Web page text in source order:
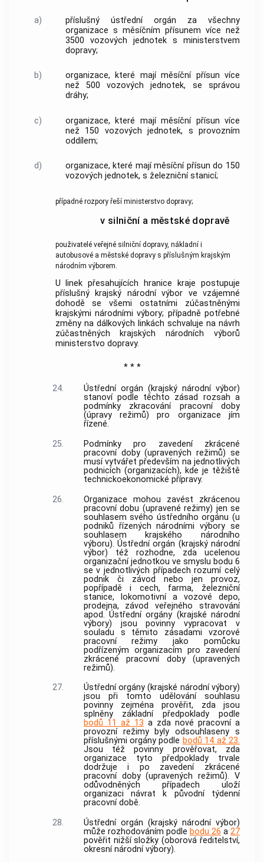
a)
příslušný ústřední orgán za všechny
organizace s měsíčním přísunem více než
3500 vozových jednotek s ministerstvem
dopravy;
b)
organizace, které mají měsíční přísun více
než 500 vozových jednotek, se správou
dráhy;
c)
organizace, které mají měsíční přísun více
než 150 vozových jednotek, s provozním
oddílem;
d)
organizace, které mají měsíční přísun do 150
vozových jednotek, s železniční stanicí;
případné rozpory řeší ministerstvo dopravy;
v silniční a městské dopravě
použivatelé veřejné silniční dopravy, nákladní i
autobusové a městské dopravy s příslušným krajským
národním výborem.
U linek přesahujících hranice kraje postupuje
příslušný krajský národní výbor ve vzájemné
dohodě se všemi ostatními zúčastněnými
krajskými národními výbory; případně potřebné
změny na dálkových linkách schvaluje na návrh
zúčastněných krajských národních výborů
ministerstvo dopravy.
* * *
24.
Ústřední orgán (krajský národní výbor)
stanoví podle těchto zásad rozsah a
podmínky zkracování pracovní doby
(úpravy režimů) pro organizace jím
řízené.
25.
Podmínky pro zavedení zkrácené
pracovní doby (upravených režimů) se
musí vytvářet především na jednotlivých
podnicích (organizacích), kde je těžiště
technickoekonomické přípravy.
26.
Organizace mohou zavést zkrácenou
pracovní dobu (upravené režimy) jen se
souhlasem svého ústředního orgánu (u
podniků řízených národními výbory se
souhlasem krajského národního
výboru). Ústřední orgán (krajský národní
výbor) též rozhodne, zda ucelenou
organizační jednotkou ve smyslu bodu 6
se v jednotlivých případech rozumí celý
podnik či závod nebo jen provoz,
popřípadě i cech, farma, železniční
stanice, lokomotivní a vozové depo,
prodejna, závod veřejného stravování
apod. Ústřední orgány (krajské národní
výbory) jsou povinny vypracovat v
souladu s těmito zásadami vzorové
pracovní režimy jako pomůcku
podřízeným organizacím pro zavedení
zkrácené pracovní doby (upravených
režimů).
27.
Ústřední orgány (krajské národní výbory)
jsou při tomto udělování souhlasu
povinny zejména prověřit, zda jsou
splněny základní předpoklady podle
bodů 11 až 13 a zda nové pracovní a
provozní režimy byly odsouhlaseny s
příslušnými orgány podle bodů 14 až 23.
Jsou též povinny prověřovat, zda
organizace tyto předpoklady trvale
dodržuje i po zavedení zkrácené
pracovní doby (upravených režimů). V
odůvodněných případech uloží
organizaci návrat k původní týdenní
pracovní době.
28.
Ústřední orgán (krajský národní výbor)
může rozhodováním podle bodu 26 a27
pověřit nižší složky (oborová ředitelství,
okresní národní výbory).